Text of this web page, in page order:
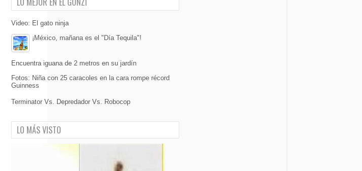
Video: El gato ninja
¡México, mañana es el "Día Tequila"!
Encuentra iguana de 2 metros en su jardín
Fotos: Niña con 25 caracoles en la cara rompe récord
Guinness
Terminator Vs. Depredador Vs. Robocop
LO MÁS VISTO